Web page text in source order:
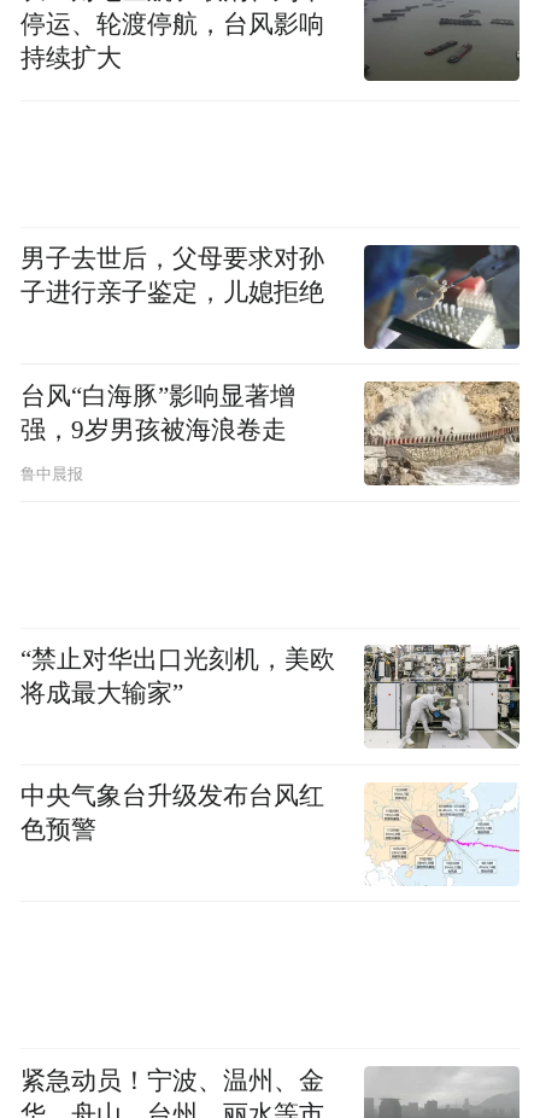
停运、轮渡停航，台风影响
持续扩大
男子去世后，父母要求对孙
子进行亲子鉴定，儿媳拒绝
台风“白海豚”影响显著增
强，9岁男孩被海浪卷走
鲁中晨报
“禁止对华出口光刻机，美欧
将成最大输家”
中央气象台升级发布台风红
色预警
紧急动员！宁波、温州、金